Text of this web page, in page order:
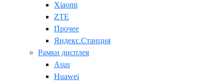
Xiaomi
ZTE
Прочее
Яндекс.Станция
Рамки дисплея
Asus
Huawei